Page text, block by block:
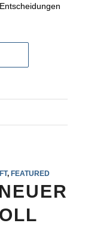
, FEATURED